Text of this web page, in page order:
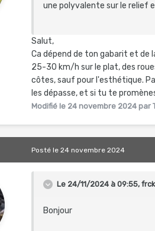
une polyvalente sur le relief
Salut,
Ca dépend de ton gabarit et de
25-30 km/h sur le plat, des
côtes, sauf pour l'esthétique.
les dépasse, et si tu te
Modifié le 24 novembre 2024 par
Postéle 24 novembre 2024
Le 24/11/2024 à 09:55,
Bonjour